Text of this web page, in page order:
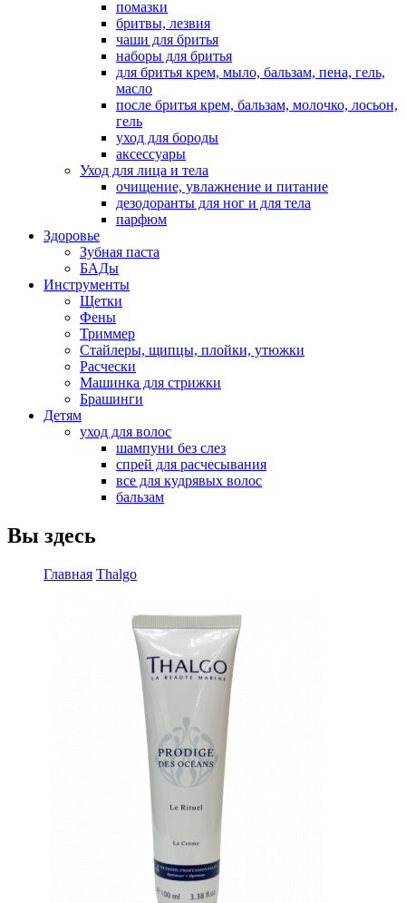
помазки
бритвы, лезвия
чаши для бритья
наборы для бритья
для бритья крем, мыло, бальзам, пена, гель,
масло
после бритья крем, бальзам, молочко, лосьон,
гель
уход для бороды
аксессуары
Уход для лица и тела
очищение, увлажнение и питание
дезодоранты для ног и для тела
парфюм
Здоровье
Зубная паста
БАДы
Инструменты
Щетки
Фены
Триммер
Стайлеры, щипцы, плойки, утюжки
Расчески
Машинка для стрижки
Брашинги
Детям
уход для волос
шампуни без слез
спрей для расчесывания
все для кудрявых волос
бальзам
Вы здесь
Главная Thalgo